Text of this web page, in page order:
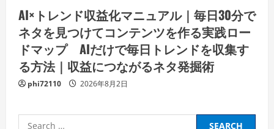
AI×トレンド収益化マニュアル｜毎日30分で
ネタを見つけてコンテンツを作る実践ロー
ドマップ AIだけで毎日トレンドを収集す
る方法｜収益につながるネタ発掘術
phi72110 2026年8月2日
Search